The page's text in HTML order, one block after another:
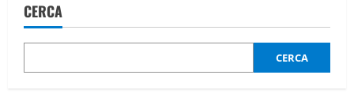
l’uccisione
del
anche
articoli
CERCA
CERCA